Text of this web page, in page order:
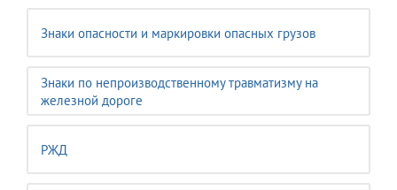
Знаки опасности и маркировки опасных грузов
Знаки по непроизводственному травматизму на
железной дороге
РЖД